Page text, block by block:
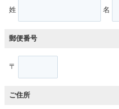
姓 名
郵便番号
〒
ご住所